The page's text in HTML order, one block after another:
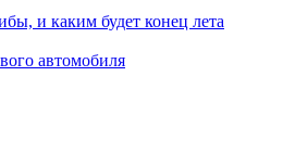
и каким будет конец лета
автомобиля